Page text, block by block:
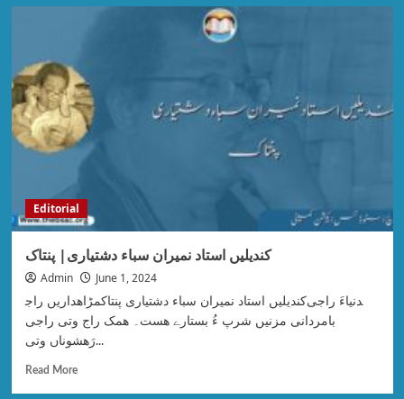
Editorial
کندیلیں استاد نمیران سباء دشتیاری| پنتاک
Admin June 1, 2024
کندیلیں استاد نمیران سباء دشتیاری پنتاکمڑاھداریں راج‎دنیاءَ راجی
بامردانی مزنیں شرپ ءُ بستارے ھست۔ ھمک راج وتی راجی
رَھشوناں وتی...
Read More